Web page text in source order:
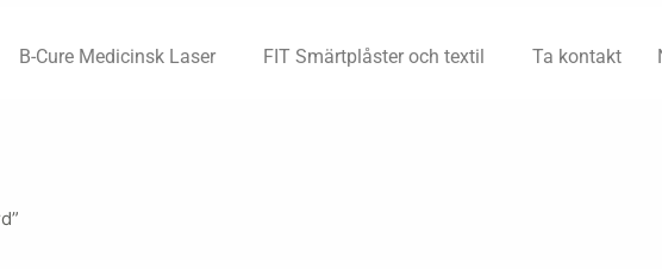
B-Cure Medicinsk Laser FIT Smärtplåster och textil Ta kontakt